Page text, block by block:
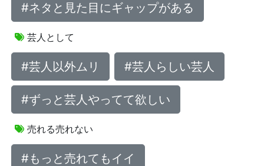
#ネタと見た目にギャップがある
芸人として
#芸人以外ムリ #芸人らしい芸人
#ずっと芸人やってて欲しい
売れる売れない
#もっと売れてもイイ